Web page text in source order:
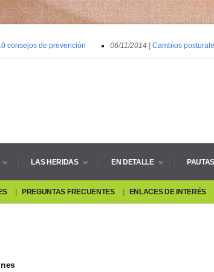
de prevención 06/11/2014 |Cambios posturales
LAS HERIDAS EN DETALLE
PREGUNTAS FRECUENTES ENLACES DE INTERÉS